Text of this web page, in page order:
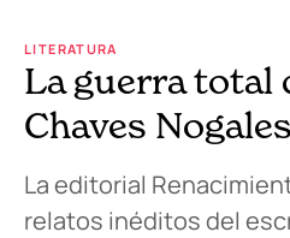
LITERATURA
La guerra total
Chaves Nogales
La editorial
relatos inéditos del